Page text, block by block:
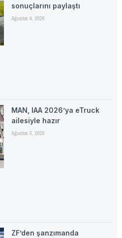
sonuçlarını paylaştı
Ağustos 4, 2026
MAN, IAA 2026’ya eTruck
ailesiyle hazır
Ağustos 3, 2026
ZF’den şanzımanda